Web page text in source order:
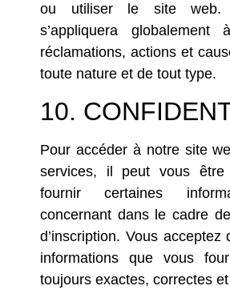
ou utiliser le site web.
s’appliquera
réclamations, actions et
toute nature et de tout type.
10.
Pour accéder à notre site
services, il peut vous être
fournir certaines
concernant dans le cadre
d’inscription. Vous acceptez
informations que vous
toujours exactes, correctes